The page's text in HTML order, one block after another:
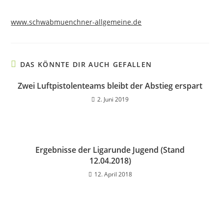
www.schwabmuenchner-allgemeine.de
DAS KÖNNTE DIR AUCH GEFALLEN
Zwei Luftpistolenteams bleibt der Abstieg erspart
2. Juni 2019
Ergebnisse der Ligarunde Jugend (Stand
12.04.2018)
12. April 2018